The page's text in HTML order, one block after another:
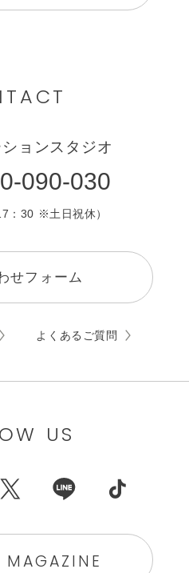
ョンスタジオ
090-030
：30 ※土日祝休）
せフォーム
よくあるご質問
US
MAGAZINE